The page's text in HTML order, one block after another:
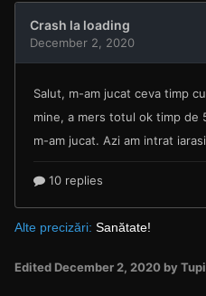
Alte precizări: Sanătate!
Edited December 2, 2020 by Tupi